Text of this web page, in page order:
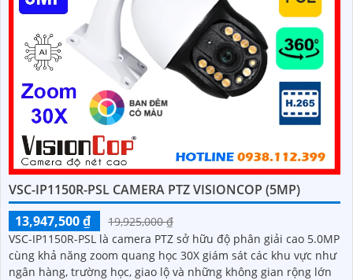
VSC-IP1150R-PSL CAMERA PTZ VISIONCOP (5MP)
13,947,500 ₫
19,925,000 ₫
VSC-IP1150R-PSL là camera PTZ sở hữu độ phân giải cao 5.0MP
cùng khả năng zoom quang học 30X giám sát các khu vực như
ngân hàng, trường học, giao lộ và những không gian rộng lớn